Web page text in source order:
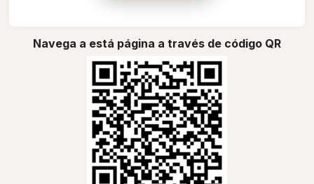
Navega a está página a través de código QR